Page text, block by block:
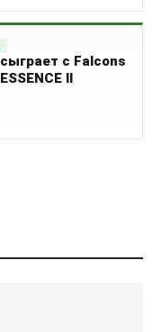
с Falcons
II